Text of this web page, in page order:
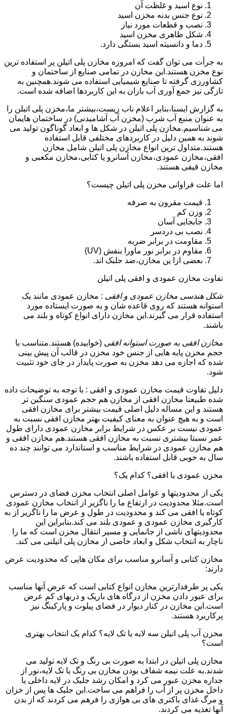
نوع اسید و غلظت آن
نوع جنس بدنه مخزن اسید
نصب و قطعات مورد نیاز
شکل ظاهری مخزن اسید
دما و دانسیته اسید بستگی دارد.
به جرأت می توان گفت که امروزه مخازن پلی اتیلن پر استفاده ترین
نوع مخزن هستند.این مخازن در تمامی صنایع از ساختمان و
کشاورزی گرفته تا صنایع شیمیایی استفاده می شوند.همچنین به
تازگی نیز جمع آوری آب باران به این کاربردها اضافه شده است.
به گزارش ایسنا،بنابر اعلام ناب زیست،بیشتر ما،مخزن پلی اتیلن را
به عنوان منبع آب شرب (مخزن آب آشامیدنی) در ساختمان هایمان
می شناسیم.مخازن پلی اتیلن در شکل ها و ابعاد گوناگون تولید می
شوند به همین دلیل در کاربردهای مختلفی قابل استفاده
هستند.متداول ترین انواع مخازن پلی اتیلن شامل مخازن
افقی،مخازن عمودی،مخازن آسانرو یا کتابی،مخازن مکعبی و
مخازن قیفی هستند.
اما علت فراوانی مخزن پلی اتیلن چیست؟
قیمت مقرون به صرفه
وزن کم
جابجایی آسان
نصب بی دردسر
مقاومت در برابر ضربه
مقاوم در برابر نور ماورا بنفش (UV)
بعضی ازا ین مخازن،ضد جلبک اند.
تفاوت مخازن عمودی و افقی پلی اتیلن
شکل هندسی مخازن عمودی و افقی : مخازن عمودی مانند یک
استوانه هستند که روی قاعده شان و به صورت ایستاده مورد
استفاده قرار می گیرند.این مخازن دارای انواع کوتاه و بلند می
باشند.
مخازن افقی به صورت استوانه افقی (خوابیده) هستند.متناسب با
حجم مخزن پایه هایی از جنس خود مخزن در قالب آن پیش بینی
شده که اجازه می دهد مخزن به صورت پایدار در جای خود تثبیت
شود.
دلیل تفاوت قیمت مخازن عمودی و افقی : با توجه به توضیحات داده
شده طبیعتا مخازن افقی از مخازن هم حجم عمودی سنگین تر
هستند و این مساله دلیل اصلی قیمت بیشتر برای مخازن افقی
است و به هیچ عنوان به معنای کیفیت بهتر مخازن افقی نسبت به
عمودی نیست بر عکس در شرایط برابر مخازن عمودی دارای طول
عمر نسبتا بیشتری نسبت به مخازن افقی هستند.هم مخازن افقی و
هم مخازن عمودی در شرایط مناسب و استاندارد می توانند چند ده
سال به خوبی قابل استفاده باشند.
مخزن عمودی یا افقی؟ کدام یک؟
یکی از محدودیتها و عوامل اصلی انتخاب مخزن فضای در دسترس
است.مثلا محدودیت در ارتفاع ما را ناگزیر از انتخاب مخازن عمودی
کوتاه یا افقی می کند و محدودیت در طول و عرض ما را ناگزیر از به
کارگیری مخازن عمودی و عمودی بلند می کند.بنابراین این
محدودیتهای ناشی از جانمایی و مسیر انتقال مخزن است که ما را
ناچار به انتخاب شکل و ابعاد خاصی از مخازن پلی اتیلنی می کند.
مخازن کتابی و آسانرو مناسب برای مکان هایی که محدودیت عرض
دارند:
یکی پر طرفدارترین مخازن انواع کتابی است که عرض آنها مناسب
برای عبور دادن مخزن از درگاه های باریک و دربهای کم عرض
است.این مخازن در کنار دیوار در فضای پیلوت و پارکینگ نیز
پرکاربرد هستند.
مخزن آب پلی اتیلن سه لایه یا تک لایه؟ کدام یک انتخاب بهتری
است؟
مخازن پلی اتیلن در ابتدا به صورت بی رنگ و تک لایه تولید می
شدند.به علت نیمه شفاف بودن مخازن بی رنگ یا تک لایه،نور از
جداره مخزن عبور می کرد و امکان رشد جلبک در لایه داخلی یا
داخل مخزن پر از آب را فراهم می ساخت.این جلبک ها پس از خزان
و مرگ غذای باکتری های بی هوازی را فرهم می کردند که از بدن
آنها تغذیه می کردند.